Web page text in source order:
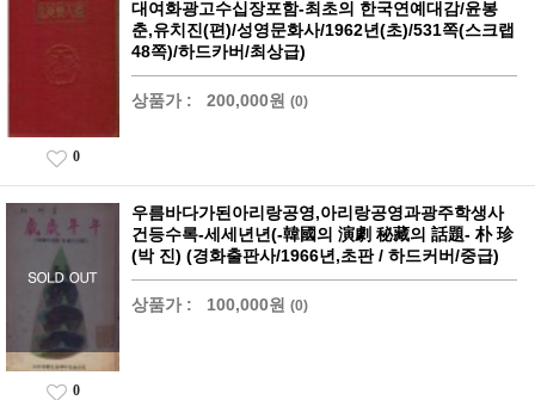
대여화광고수십장포함-최초의 한국연예대감/윤봉
춘,유치진(편)/성영문화사/1962년(초)/531쪽(스크랩
48쪽)/하드카버/최상급)
상품가 : 200,000원 (0)
0
우름바다가된아리랑공영,아리랑공영과광주학생사
건등수록-세세년년(-韓國의 演劇 秘藏의 話題- 朴 珍
(박 진) (경화출판사/1966년,초판 / 하드커버/중급)
상품가 : 100,000원 (0)
0